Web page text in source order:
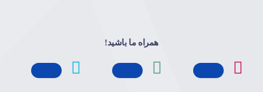
همراه ما باشید!